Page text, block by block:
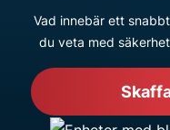
Vad innebär ett snabbt
du veta med